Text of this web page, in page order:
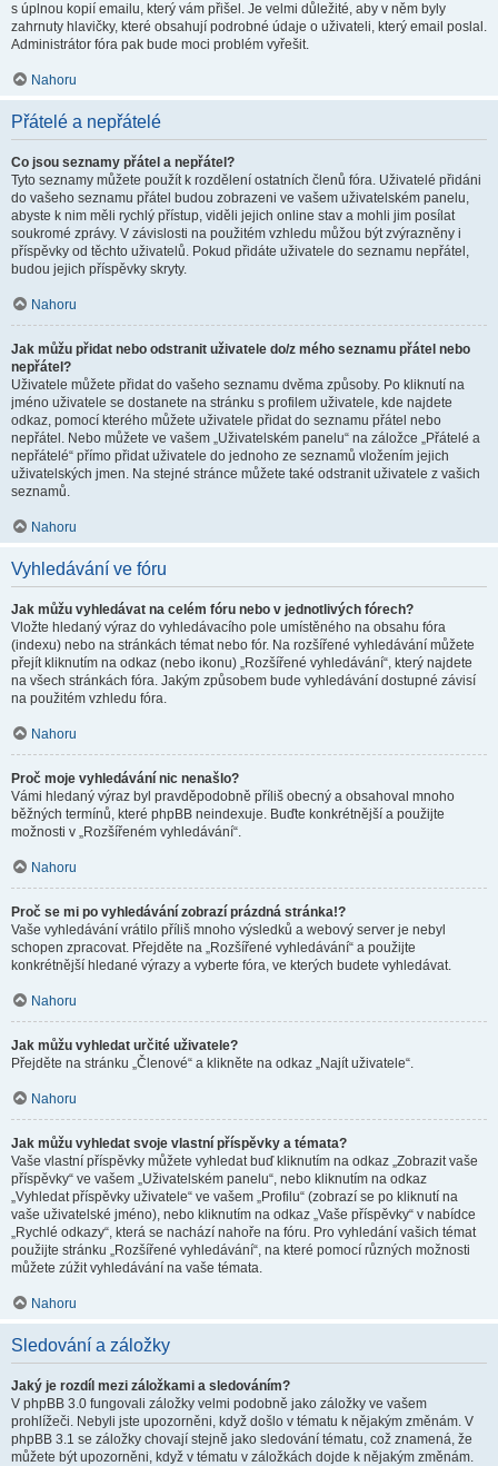
s úplnou kopií emailu, který vám přišel. Je velmi důležité, aby v něm byly
zahrnuty hlavičky, které obsahují podrobné údaje o uživateli, který email poslal.
Administrátor fóra pak bude moci problém vyřešit.
Nahoru
Přátelé a nepřátelé
Co jsou seznamy přátel a nepřátel?
Tyto seznamy můžete použít k rozdělení ostatních členů fóra. Uživatelé přidáni
do vašeho seznamu přátel budou zobrazeni ve vašem uživatelském panelu,
abyste k nim měli rychlý přístup, viděli jejich online stav a mohli jim posílat
soukromé zprávy. V závislosti na použitém vzhledu můžou být zvýrazněny i
příspěvky od těchto uživatelů. Pokud přidáte uživatele do seznamu nepřátel,
budou jejich příspěvky skryty.
Nahoru
Jak můžu přidat nebo odstranit uživatele do/z mého seznamu přátel nebo
nepřátel?
Uživatele můžete přidat do vašeho seznamu dvěma způsoby. Po kliknutí na
jméno uživatele se dostanete na stránku s profilem uživatele, kde najdete
odkaz, pomocí kterého můžete uživatele přidat do seznamu přátel nebo
nepřátel. Nebo můžete ve vašem „Uživatelském panelu“ na záložce „Přátelé a
nepřátelé“ přímo přidat uživatele do jednoho ze seznamů vložením jejich
uživatelských jmen. Na stejné stránce můžete také odstranit uživatele z vašich
seznamů.
Nahoru
Vyhledávání ve fóru
Jak můžu vyhledávat na celém fóru nebo v jednotlivých fórech?
Vložte hledaný výraz do vyhledávacího pole umístěného na obsahu fóra
(indexu) nebo na stránkách témat nebo fór. Na rozšířené vyhledávání můžete
přejít kliknutím na odkaz (nebo ikonu) „Rozšířené vyhledávání“, který najdete
na všech stránkách fóra. Jakým způsobem bude vyhledávání dostupné závisí
na použitém vzhledu fóra.
Nahoru
Proč moje vyhledávání nic nenašlo?
Vámi hledaný výraz byl pravděpodobně příliš obecný a obsahoval mnoho
běžných termínů, které phpBB neindexuje. Buďte konkrétnější a použijte
možnosti v „Rozšířeném vyhledávání“.
Nahoru
Proč se mi po vyhledávání zobrazí prázdná stránka!?
Vaše vyhledávání vrátilo příliš mnoho výsledků a webový server je nebyl
schopen zpracovat. Přejděte na „Rozšířené vyhledávání“ a použijte
konkrétnější hledané výrazy a vyberte fóra, ve kterých budete vyhledávat.
Nahoru
Jak můžu vyhledat určité uživatele?
Přejděte na stránku „Členové“ a klikněte na odkaz „Najít uživatele“.
Nahoru
Jak můžu vyhledat svoje vlastní příspěvky a témata?
Vaše vlastní příspěvky můžete vyhledat buď kliknutím na odkaz „Zobrazit vaše
příspěvky“ ve vašem „Uživatelském panelu“, nebo kliknutím na odkaz
„Vyhledat příspěvky uživatele“ ve vašem „Profilu“ (zobrazí se po kliknutí na
vaše uživatelské jméno), nebo kliknutím na odkaz „Vaše příspěvky“ v nabídce
„Rychlé odkazy“, která se nachází nahoře na fóru. Pro vyhledání vašich témat
použijte stránku „Rozšířené vyhledávání“, na které pomocí různých možnosti
můžete zúžit vyhledávání na vaše témata.
Nahoru
Sledování a záložky
Jaký je rozdíl mezi záložkami a sledováním?
V phpBB 3.0 fungovali záložky velmi podobně jako záložky ve vašem
prohlížeči. Nebyli jste upozorněni, když došlo v tématu k nějakým změnám. V
phpBB 3.1 se záložky chovají stejně jako sledování tématu, což znamená, že
můžete být upozorněni, když v tématu v záložkách dojde k nějakým změnám.